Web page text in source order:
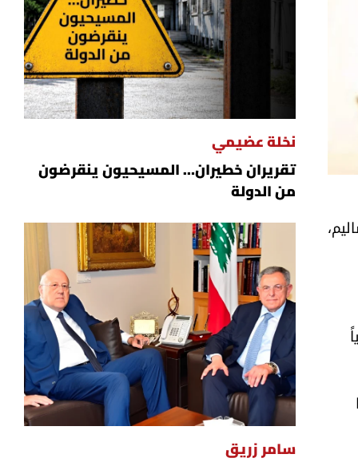
نخلة عضيمي
تقريران خطيران… المسيحيون ينقرضون
من الدولة
سامر زريق